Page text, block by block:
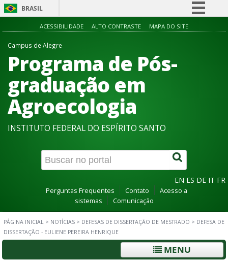
BRASIL
Simplifique!
Participe
Acesso à informação
ACESSIBILIDADE ALTO CONTRASTE MAPA DO SITE
Campus de Alegre
Programa de Pós-
graduação em
Agroecologia
INSTITUTO FEDERAL DO ESPÍRITO SANTO
EN ES DE IT FR
Perguntas Frequentes Contato
Acesso a
sistemas
Comunicação
PÁGINA INICIAL > NOTÍCIAS > DEFESAS DE DISSERTAÇÃO DE MESTRADO > DEFESA DE
DISSERTAÇÃO - EULIENE PEREIRA HENRIQUE
MENU